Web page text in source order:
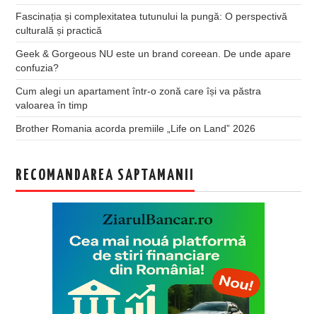
Fascinația și complexitatea tutunului la pungă: O perspectivă
culturală și practică
Geek & Gorgeous NU este un brand coreean. De unde apare
confuzia?
Cum alegi un apartament într-o zonă care își va păstra
valoarea în timp
Brother Romania acorda premiile „Life on Land” 2026
RECOMANDAREA SAPTAMANII